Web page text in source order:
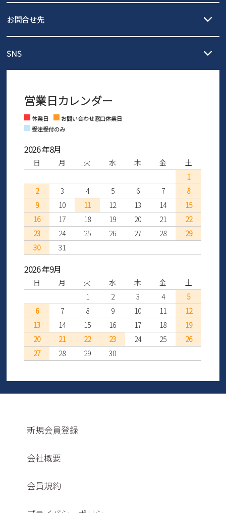
3,980円（税込）以上お買い上げで送料無料
発送日・送料詳細については
ご利用ください。
発送日・送料詳細についてはご利用ガイドを
ご利用ください。
の片道無料サービスを実施中！
ントとしても安心してご利用いただけるよう、サイズ交換の受付期
さい。
お問合せ先
営業時間：11時～17時
※土日祝はお問い合わせ窓口休業日となります。
SNS
Facebook Instagram
営業日カレンダー
休業日
お問い合わせ窓口休業日
受注受付のみ
2026 年8月
日 月 火 水 木 金
土
1
2
3 4 5 6 7
8
9
10 11 12 13 14
15
16
17 18 19 20 21
22
23
24 25 26 27 28
29
30
31
2026 年9月
日 月 火 水 木 金
土
1
2 3 4
5
6
7 8 9 10 11
12
13
14 15 16 17 18
19
20
21 22 23 24 25
26
27
28 29 30
新規会員登録
会社概要
会員規約